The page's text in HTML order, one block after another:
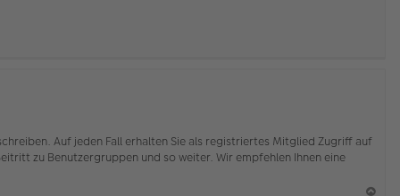
Auf jeden Fall erhalten Sie als registriertes Mitglied Zugriff auf
zu Benutzergruppen und so weiter. Wir empfehlen Ihnen eine